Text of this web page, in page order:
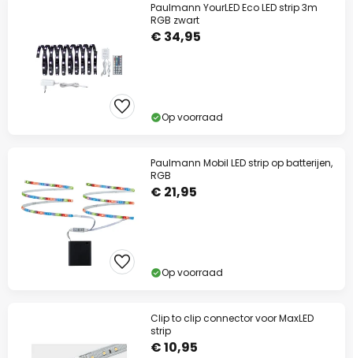
Paulmann YourLED Eco LED strip 3m
RGB zwart
€ 34,95
Op voorraad
Paulmann Mobil LED strip op batterijen,
RGB
€ 21,95
Op voorraad
Clip to clip connector voor MaxLED
strip
€ 10,95